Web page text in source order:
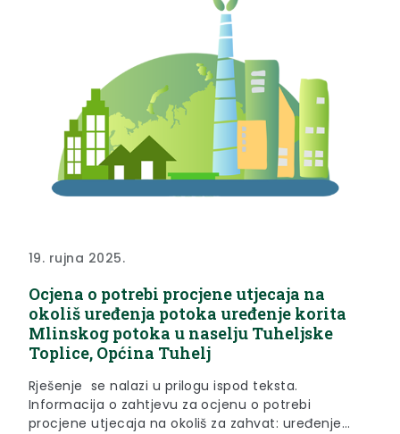
19. rujna 2025.
Ocjena o potrebi procjene utjecaja na
okoliš uređenja potoka uređenje korita
Mlinskog potoka u naselju Tuheljske
Toplice, Općina Tuhelj
Rješenje se nalazi u prilogu ispod teksta.
Informacija o zahtjevu za ocjenu o potrebi
procjene utjecaja na okoliš za zahvat: uređenje